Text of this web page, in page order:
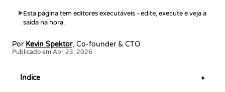
▶Esta página tem editores executáveis - edite, execute e veja a
saída na hora.
Por Kevin Spektor, Co-founder & CTO
Publicado em Apr 23, 2026
Índice ▶